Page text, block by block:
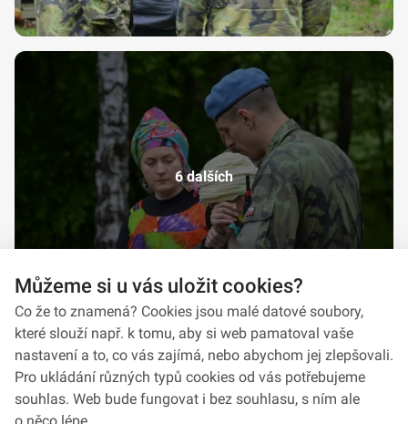
6 dalších
Můžeme si u vás uložit cookies?
Co že to znamená? Cookies jsou malé datové soubory,
které slouží např. k tomu, aby si web pamatoval vaše
nastavení a to, co vás zajímá, nebo abychom jej zlepšovali.
Pro ukládání různých typů cookies od vás potřebujeme
souhlas. Web bude fungovat i bez souhlasu, s ním ale